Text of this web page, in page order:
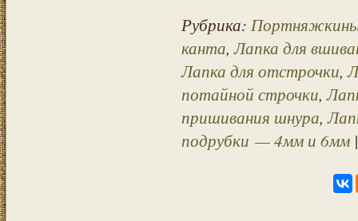
Рубрика:
канта,Лапка для
Лапка для отстрочки,
потайной строчки,
пришивания шнура,
подрубки — 4мм и 6мм